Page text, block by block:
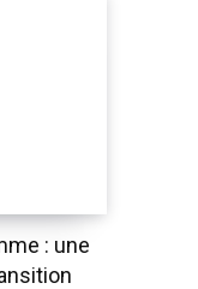
: une